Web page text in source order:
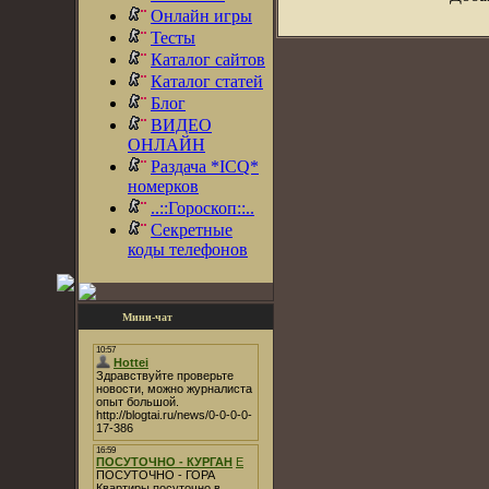
Онлайн игры
Тесты
Каталог сайтов
Каталог статей
Блог
ВИДЕО
ОНЛАЙН
Раздача *ICQ*
номерков
..::Гороскоп::..
Секретные
коды телефонов
Мини-чат